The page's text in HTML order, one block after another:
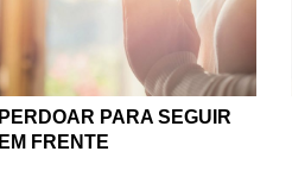
PERDOAR PARA SEGUIR
EM FRENTE